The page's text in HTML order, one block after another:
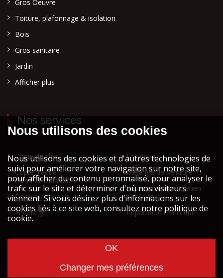
Gros Oeuvre
Toiture, plafonnage & isolation
Bois
Gros sanitaire
Jardin
Afficher plus
Nos services
Copie de clés
Copie plaque
d'immatriculation
Découpe de bois
Encollage
Livraison
Mélange de peinture
Réparation et entretien
outillage
Réparation remorque
2026STOCK ATH designed by
Mentions légales STOCK ATH